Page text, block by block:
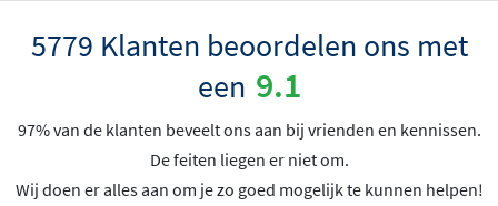
5779 Klanten beoordelen ons met
een 9.1
97% van de klanten beveelt ons aan bij vrienden en kennissen.
De feiten liegen er niet om.
Wij doen er alles aan om je zo goed mogelijk te kunnen helpen!